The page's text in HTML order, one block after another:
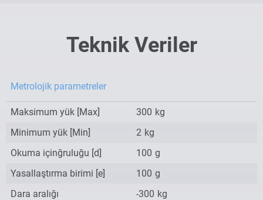
Teknik Veriler
Metrolojik parametreler
Maksimum yük [Max] 300 kg
Minimum yük [Min]
2 kg
Okuma içinğruluğu [d]
100 g
Yasallaştırma birimi [e]
100 g
Dara aralığı
-300 kg